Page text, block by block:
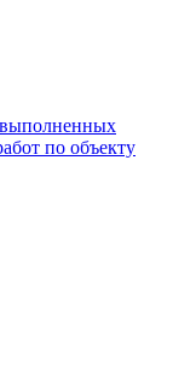
по объекту